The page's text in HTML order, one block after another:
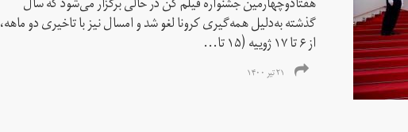
گذشته به‌دلیل همه‌گیری کرونا لغو شد و امسال نیز با تاخیری دو ماهه،
از ۶ تا ۱۷ ژوییه (۱۵ تا...
۲۱ تیر ۱۴۰۰